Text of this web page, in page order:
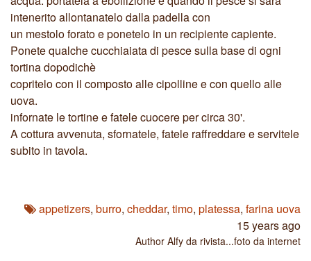
intenerito allontanatelo dalla padella con
un mestolo forato e ponetelo in un recipiente capiente.
Ponete qualche cucchiaiata di pesce sulla base di ogni
tortina dopodichè
copritelo con il composto alle cipolline e con quello alle
uova.
infornate le tortine e fatele cuocere per circa 30'.
A cottura avvenuta, sfornatele, fatele raffreddare e servitele
subito in tavola.
appetizers, burro, cheddar, timo, platessa, farina uova
15 years ago
Author Alfy da rivista...foto da internet